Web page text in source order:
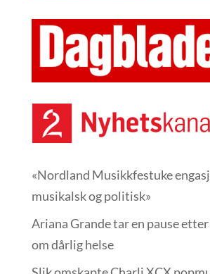
«Nordland Musikkfest­uke
musikalsk og politisk»
Ariana Grande tar en pause
om dårlig helse